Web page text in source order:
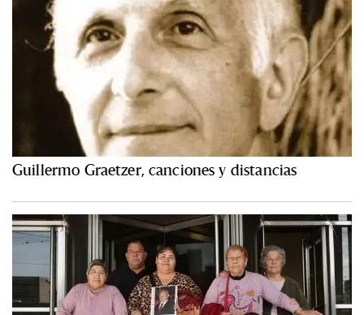
Guillermo Graetzer, canciones y distancias